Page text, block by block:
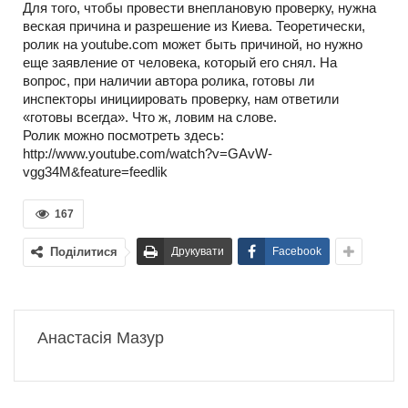
Для того, чтобы провести внеплановую проверку, нужна
веская причина и разрешение из Киева. Теоретически,
ролик на youtube.com может быть причиной, но нужно
еще заявление от человека, который его снял. На
вопрос, при наличии автора ролика, готовы ли
инспекторы инициировать проверку, нам ответили
«готовы всегда». Что ж, ловим на слове.
Ролик можно посмотреть здесь:
http://www.youtube.com/watch?v=GAvW-
vgg34M&feature=feedlik
167
Поділитися Друкувати Facebook
Анастасія Мазур